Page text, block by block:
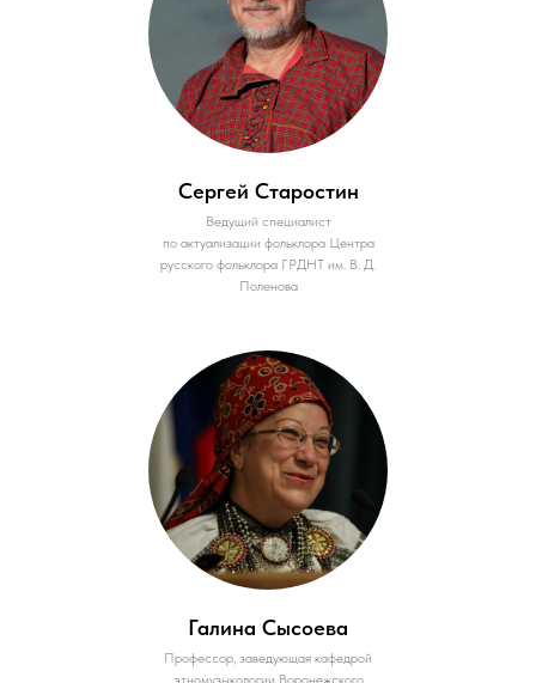
Сергей Старостин
Ведущий специалист
по актуализации фольклора Центра
русского фольклора ГРДНТ им. В. Д.
Поленова
Галина Сысоева
Профессор, заведующая кафедрой
этномузыкологии Воронежского